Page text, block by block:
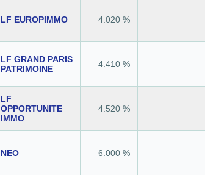
LF EUROPIMMO 4.020 %
LF GRAND PARIS
PATRIMOINE
4.410 %
LF
OPPORTUNITE
IMMO
4.520 %
NEO 6.000 %